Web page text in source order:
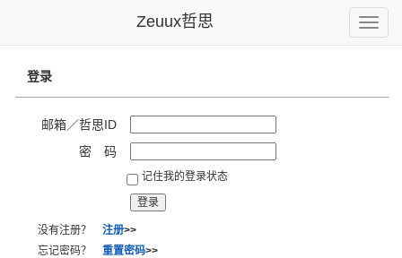
Toggle
Zeuux哲思
登录
邮箱／哲思ID
密 码
记住我的登录状态
没有注册？ 注册>>
忘记密码？ 重置密码>>